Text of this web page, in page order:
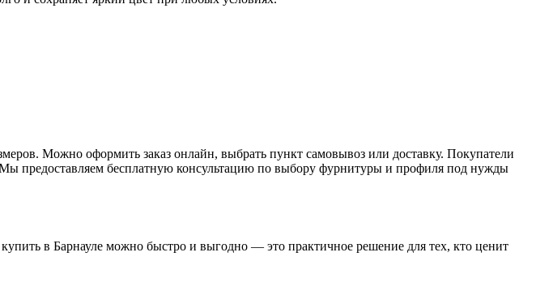
Можно оформить заказ онлайн, выбрать пункт самовывоз или доставку. Покупатели
предоставляем бесплатную консультацию по выбору фурнитуры и профиля под нужды
в Барнауле можно быстро и выгодно — это практичное решение для тех, кто ценит